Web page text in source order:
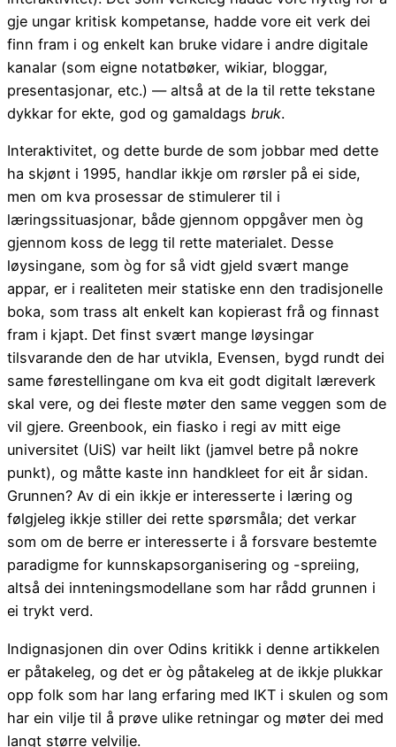
gje ungar kritisk kompetanse, hadde vore eit verk dei
finn fram i og enkelt kan bruke vidare i andre digitale
kanalar (som eigne notatbøker, wikiar, bloggar,
presentasjonar, etc.) — altså at de la til rette tekstane
dykkar for ekte, god og gamaldags bruk.
Interaktivitet, og dette burde de som jobbar med dette
ha skjønt i 1995, handlar ikkje om rørsler på ei side,
men om kva prosessar de stimulerer til i
læringssituasjonar, både gjennom oppgåver men òg
gjennom koss de legg til rette materialet. Desse
løysingane, som òg for så vidt gjeld svært mange
appar, er i realiteten meir statiske enn den tradisjonelle
boka, som trass alt enkelt kan kopierast frå og finnast
fram i kjapt. Det finst svært mange løysingar
tilsvarande den de har utvikla, Evensen, bygd rundt dei
same førestellingane om kva eit godt digitalt læreverk
skal vere, og dei fleste møter den same veggen som de
vil gjere. Greenbook, ein fiasko i regi av mitt eige
universitet (UiS) var heilt likt (jamvel betre på nokre
punkt), og måtte kaste inn handkleet for eit år sidan.
Grunnen? Av di ein ikkje er interesserte i læring og
følgjeleg ikkje stiller dei rette spørsmåla; det verkar
som om de berre er interesserte i å forsvare bestemte
paradigme for kunnskapsorganisering og -spreiing,
altså dei innteningsmodellane som har rådd grunnen i
ei trykt verd.
Indignasjonen din over Odins kritikk i denne artikkelen
er påtakeleg, og det er òg påtakeleg at de ikkje plukkar
opp folk som har lang erfaring med IKT i skulen og som
har ein vilje til å prøve ulike retningar og møter dei med
langt større velvilje.